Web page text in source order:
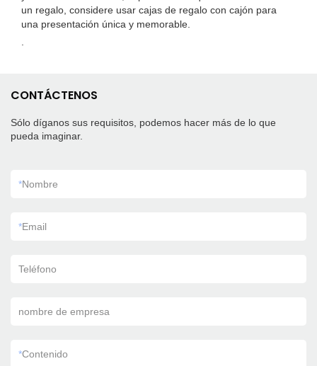
un regalo, considere usar cajas de regalo con cajón para
una presentación única y memorable.
CONTÁCTENOS
Sólo díganos sus requisitos, podemos hacer más de lo que
pueda imaginar.
*Nombre
*Email
Teléfono
nombre de empresa
*Contenido